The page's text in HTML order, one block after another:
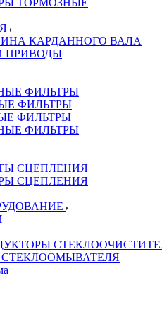
ТОРМОЗНЫЕ
КАРДАННОГО ВАЛА
ПРИВОДЫ
ФИЛЬТРЫ
ФИЛЬТРЫ
ФИЛЬТРЫ
ФИЛЬТРЫ
СЦЕПЛЕНИЯ
СЦЕПЛЕНИЯ